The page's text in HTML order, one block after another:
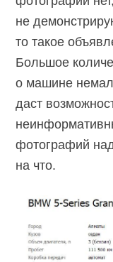
не
то такое
Большое
о машине
даст
фотографий
на что.